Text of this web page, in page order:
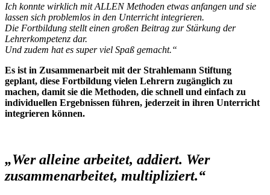
Ich konnte wirklich mit ALLEN Methoden etwas anfangen und sie
lassen sich problemlos in den Unterricht integrieren.
Die Fortbildung stellt einen großen Beitrag zur Stärkung der
Lehrerkompetenz dar.
Und zudem hat es super viel Spaß gemacht.“
Es ist in Zusammenarbeit mit der Strahlemann Stiftung
geplant, diese Fortbildung vielen Lehrern zugänglich zu
machen, damit sie die Methoden, die schnell und einfach zu
individuellen Ergebnissen führen, jederzeit in ihren Unterricht
integrieren können.
„Wer alleine arbeitet, addiert. Wer
zusammenarbeitet, multipliziert.“